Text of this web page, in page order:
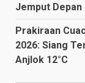
Jemput Depan
Prakiraan
2026: Siang
Anjlok 12°C